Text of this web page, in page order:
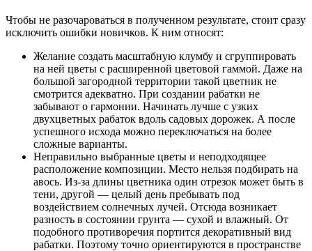
Чтобы не разочароваться в полученном результате, стоит сразу
исключить ошибки новичков. К ним относят:
Желание создать масштабную клумбу и сгруппировать
на ней цветы с расширенной цветовой гаммой. Даже на
большой загородной территории такой цветник не
смотрится адекватно. При создании рабатки не
забывают о гармонии. Начинать лучше с узких
двухцветных рабаток вдоль садовых дорожек. А после
успешного исхода можно переключаться на более
сложные варианты.
Неправильно выбранные цветы и неподходящее
расположение композиции. Место нельзя подбирать на
авось. Из-за длины цветника один отрезок может быть в
тени, другой — целый день пребывать под
воздействием солнечных лучей. Отсюда возникает
разность в состоянии грунта — сухой и влажный. От
подобного противоречия портится декоративный вид
рабатки. Поэтому точно ориентируются в пространстве